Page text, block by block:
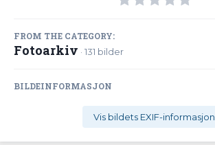
FROM THE CATEGORY:
Fotoarkiv · 131 bilder
BILDEINFORMASJON
Vis bildets EXIF-informasjon